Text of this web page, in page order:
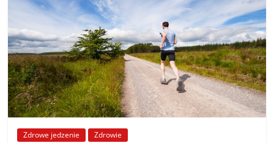
temat
Zdrowe jedzenie Zdrowie